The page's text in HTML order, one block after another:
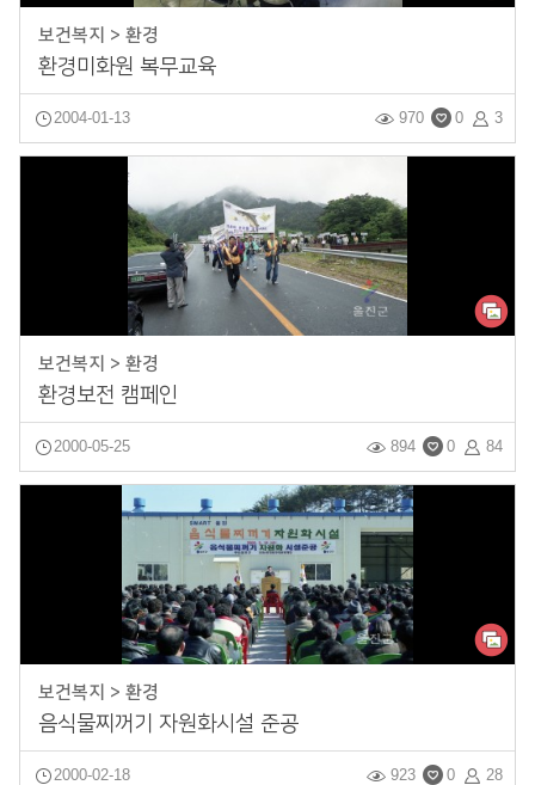
보건복지 > 환경
환경미화원 복무교육
2004-01-13 3
0
970
보건복지 > 환경
환경보전 캠페인
2000-05-25 84
0
894
보건복지 > 환경
음식물찌꺼기 자원화시설 준공
2000-02-18 28
0
923